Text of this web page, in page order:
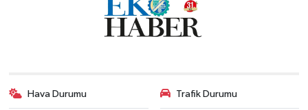
Hava Durumu Trafik Durumu